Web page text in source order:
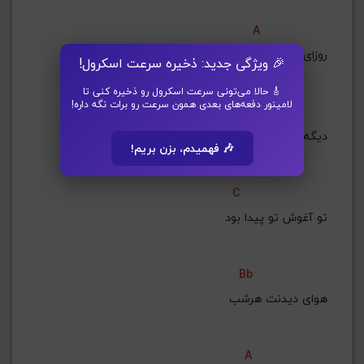
🎉 ویژگی جدید: ذخیره سرعت اسکرول!
🎸 حالا می‌تونی سرعت اسکرول رو ذخیره کنی تا
لامینور دفعه‌های بعدی همون سرعت رو برات نگه داره!
🎶 فهمیدم، بزن بریم!
A
روزای تا ابد آبی
Dm
دیگه هرچی که گم میشد
C
تو آغوش تو پیدا بود
Bb
هوای دیدنت هرشب
A